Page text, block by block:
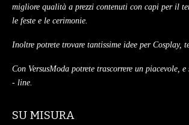
migliore qualità a prezzi contenuti con capi per il
le feste e le cerimonie.
Inoltre potrete trovare tantissime idee per Cosplay,
Con VersusModa potrete trascorrere un piacevole,
- line.
SU MISURA